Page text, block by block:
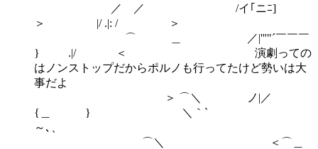
／ ／ /イ｢ニﾆ]
＞ |/ .|: / ＞
⌒ ＿ ／|'''"´￣￣￣
} .|/ ＜ 演劇っての
はノンストップだからポルノも行ってたけど勢いは大
事だよ
＞ ⌒＼ ノ|／
{＿ } ＼｀`
～､、
⌒＼ ＜⌒＿